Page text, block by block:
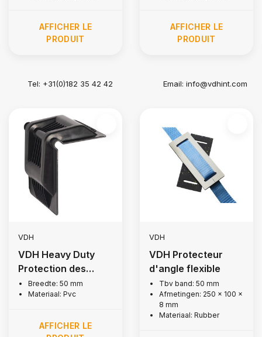
AFFICHER LE
PRODUIT
AFFICHER LE
PRODUIT
Tel: +31(0)182 35 42 42 Email:info@vdhint.com
VDH
VDH Heavy Duty
Protection des
bords de la sangle
d'arrimage
Breedte: 50 mm
Materiaal: Pvc
AFFICHER LE
VDH
VDH Protecteur
d'angle flexible
Tbv band: 50 mm
Afmetingen: 250 x 100 x
8 mm
Materiaal: Rubber